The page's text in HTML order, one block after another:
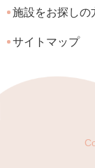
施設をお探しの
サイトマップ